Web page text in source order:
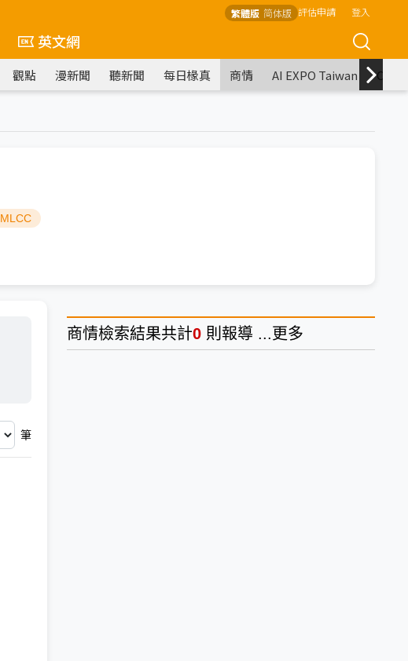
繁體版 简体版 評估申請 登入
英文網
觀點 漫新聞 聽新聞 每日椽真 商情 AI EXPO Taiwan
MLCC
筆
商情檢索結果共計0 則報導 ... 更多